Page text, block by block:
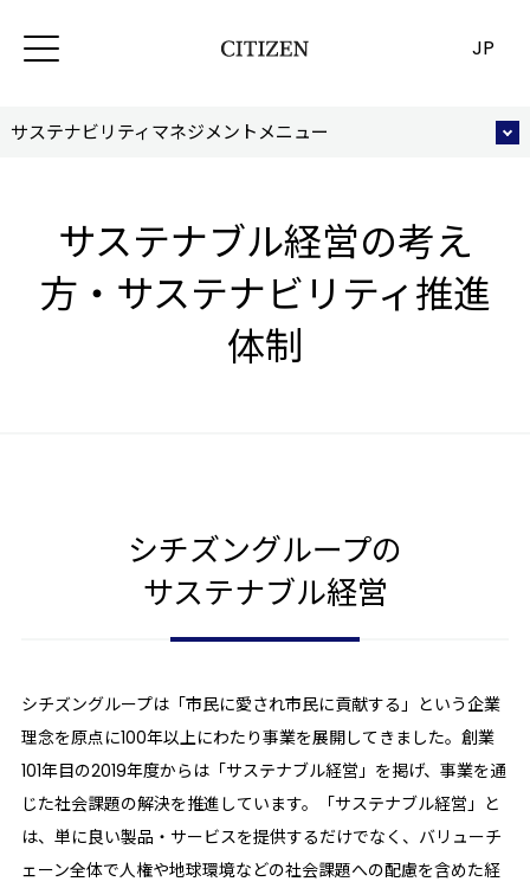
JP
サステナビリティマネジメントメニュー
サステナブル経営の考え
方・サステナビリティ推進
体制
シチズングループの
サステナブル経営
シチズングループは「市民に愛され市民に貢献する」という企業
理念を原点に100年以上にわたり事業を展開してきました。創業
101年目の2019年度からは「サステナブル経営」を掲げ、事業を通
じた社会課題の解決を推進しています。「サステナブル経営」と
は、単に良い製品・サービスを提供するだけでなく、バリューチ
ェーン全体で人権や地球環境などの社会課題への配慮を含めた経